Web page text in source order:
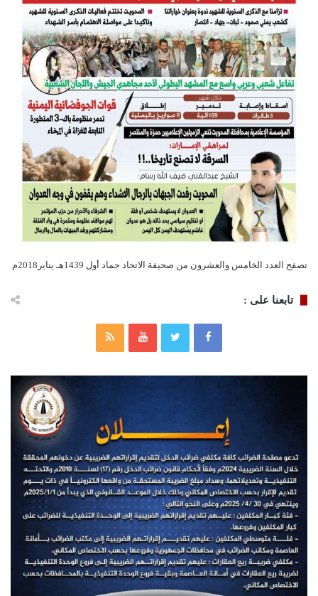
تصفح العدد الخامس والعشرون من صحيفة الاتحاد جماد أول 1439هـ يناير2018م
تابعنا على :